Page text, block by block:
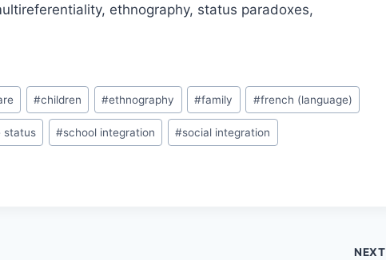
ethnography, status paradoxes,
#children #ethnography #family #french (language)
status #school integration #social integration
NEXT